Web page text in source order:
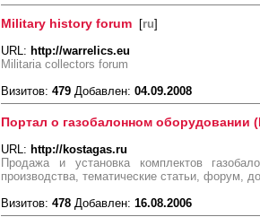
Military history forum [ru]
URL: http://warrelics.eu
Militaria collectors forum
Визитов: 479 Добавлен: 04.09.2008
Портал о газобалонном оборудовании
URL: http://kostagas.ru
Продажа и установка комплектов
производства, тематические статьи, форум,
Визитов: 478 Добавлен: 16.08.2006